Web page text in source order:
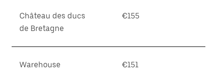
Château des ducs
de Bretagne
€155
Warehouse €151